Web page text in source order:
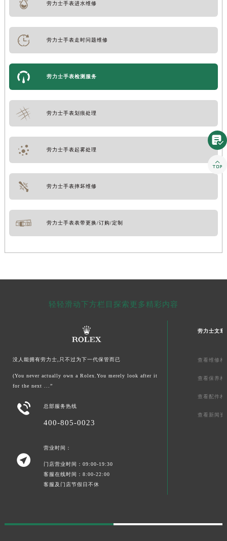
劳力士手表进水维修
劳力士手表走时问题维修
劳力士手表检测服务
劳力士手表划痕处理
劳力士手表起雾处理
劳力士手表摔坏维修
劳力士手表表带更换/订购/定制
轻轻滑动下方栏目探索更多精彩内容
没人能拥有劳力士,只不过为下一代保管而已
(You never actually own a Rolex.You merely look after it
for the next ...”
 总部服务热线
400-805-0023

营业时间：
门店营业时间：09:00-19:30
客服在线时间：8:00-22:00
客服及门店节假日不休
劳力士文章
查看维修相
查看保养相
查看配件相
查看新闻资

